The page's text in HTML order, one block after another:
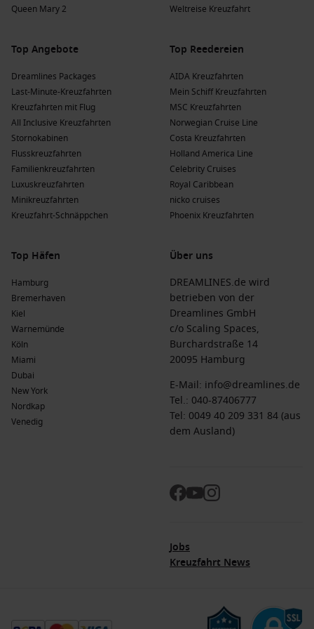
QuebecCity,
: Diese UNESCO-Weltkulturerbestadt
exquisite Gastronomie.
Beliebte Regionen, die Kreuzfahrten nach Saint
John (New Brunswick) besuchen
Eine Kreuzfahrt nach Saint John führt häufig durch
verschiedene faszinierende Regionen:
Neuengland: Diese Region ist bekannt für ihre
malerischen Küsten, historischen Städte und köstliche
Meeresfrüchte, die Sie auf Ihrer Reise entdecken können.
kulturellen Erlebnisse zu genießen, die diese Region zu
Arktis: Diese Region lockt Abenteuerlustige und
Naturliebhaber mit unberührter Wildnis und einzigartigen
Tierarten.
Kanada
: Erkunden Sie die vielseitige Natur, von den Rocky
Mountains bis zu den hügeligen Weinregionen, und
entdecken Sie die reiche Geschichte des Landes.
: Diese weitreichende Region bietet eine
breite Palette von Attraktionen, von natürlichen Wundern
bis hin zu kulturellen Schätzen, die auf jeden Reisenden
Kreuzfahrtlinien nach Saint John (New
Liberty of the Seas
Cape Libertyoder Boston.
nach Saint John fährt und
meist von Boston ablegt.
Queen Mary 2
Weltreise Kreuzfahrt
Top Angebote
Dreamlines Packages
Last-Minute-Kreuzfahrten
Kreuzfahrten mit Flug
All Inclusive Kreuzfahrten
Stornokabinen
Flusskreuzfahrten
Familienkreuzfahrten
Luxuskreuzfahrten
Minikreuzfahrten
Kreuzfahrt-Schnäppchen
Top Reedereien
AIDA Kreuzfahrten
Mein Schiff Kreuzfahrten
MSC Kreuzfahrten
Norwegian Cruise Line
Costa Kreuzfahrten
Holland America Line
Celebrity Cruises
Royal Caribbean
nicko cruises
Phoenix Kreuzfahrten
Top Häfen
Hamburg
Bremerhaven
Kiel
Warnemünde
Köln
Miami
Dubai
New York
Nordkap
Venedig
Über uns
DREAMLINES.de wird
betrieben von der
Dreamlines GmbH
c/o Scaling Spaces,
Burchardstraße 14
20095 Hamburg
E-Mail: info@dreamlines.de
Tel.: 040-87406777
Tel: 0049 40 209 331 84 (aus
dem Ausland)
Jobs
Kreuzfahrt News